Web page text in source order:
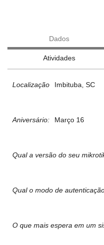
Dados
Atividades
Localização Imbituba, SC
Aniversário: Março 16
Qual a versão do seu
Qual o modo de
O que mais espera em um